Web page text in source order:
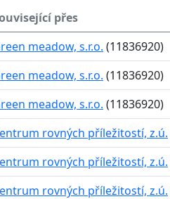
přes
meadow, s.r.o. (11836920)
meadow, s.r.o. (11836920)
meadow, s.r.o. (11836920)
rovných příležitostí, z.ú.
rovných příležitostí, z.ú.
rovných příležitostí, z.ú.